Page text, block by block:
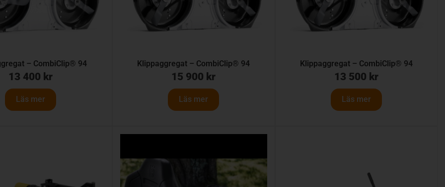
– CombiClip® 94
13 400 kr
Läs mer
Klippaggregat – CombiClip® 94
15 900 kr
Läs mer
Klippaggregat – CombiClip® 94
13 500 kr
Läs mer